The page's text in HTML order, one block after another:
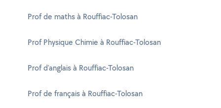
Prof de maths à Rouffiac-Tolosan
Prof Physique Chimie à Rouffiac-Tolosan
Prof d'anglais à Rouffiac-Tolosan
Prof de français à Rouffiac-Tolosan